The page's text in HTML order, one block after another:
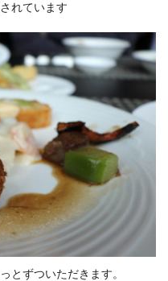
れています
とずついただきます。